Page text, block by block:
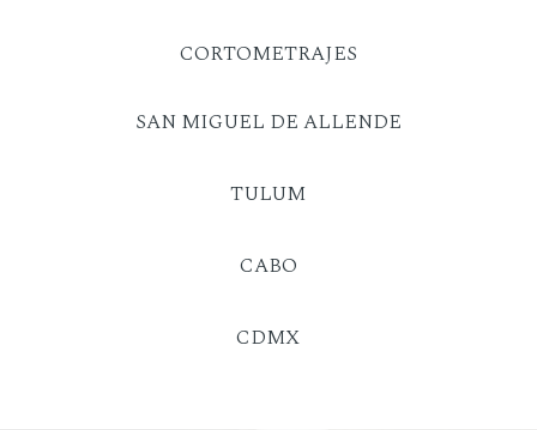
SAN MIGUEL DE ALLENDE
TULUM
CABO
CDMX
CORTOMETRAJES